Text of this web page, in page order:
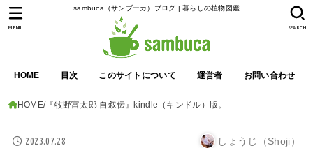
sambuca（サンブーカ）ブログ | 暮らしの植物図鑑
HOME 目次 このサイトについて 運営者 お問い合わせ
SEARCH
MENU
HOME 『牧野富太郎 自叙伝』kindle（キンドル）版。
2023.07.28 しょうじ（Shoji）